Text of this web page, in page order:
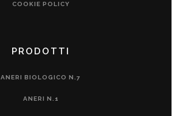
COOKIE POLICY
PRODOTTI
ANERI BIOLOGICO N.7
ANERI N.1